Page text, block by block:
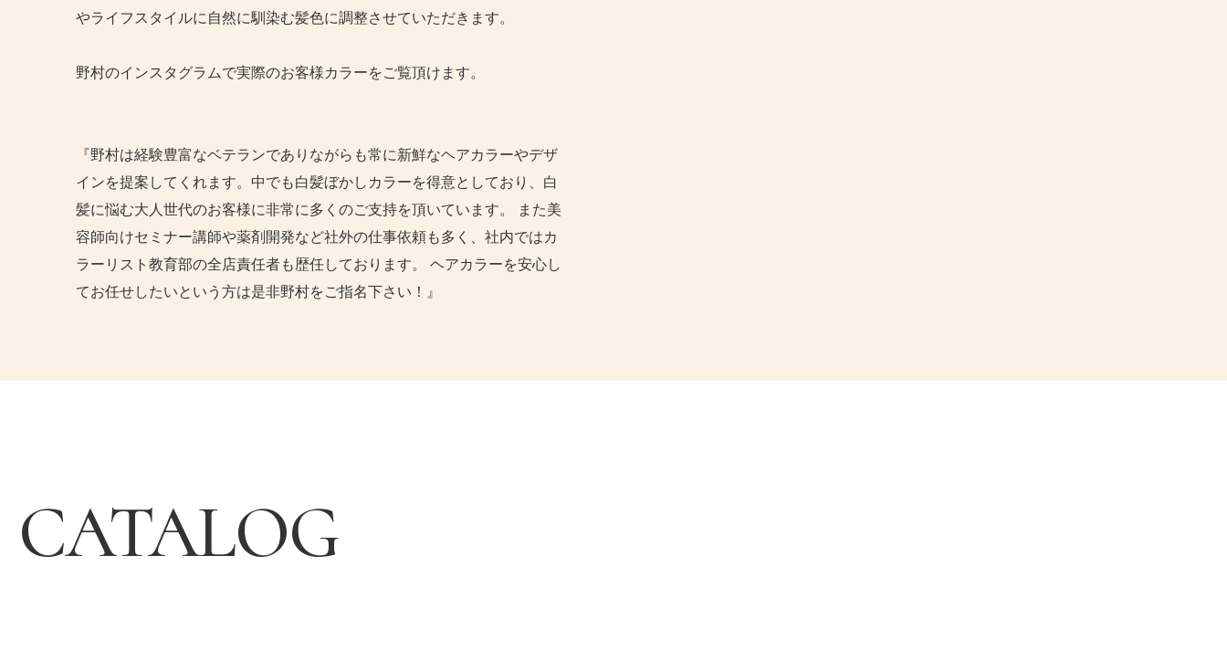
やライフスタイルに自然に馴染む髪色に調整させていただきます。
野村のインスタグラムで実際のお客様カラーをご覧頂けます。
『野村は経験豊富なベテランでありながらも常に新鮮なヘアカラーやデザ
インを提案してくれます。中でも白髪ぼかしカラーを得意としており、白
髪に悩む大人世代のお客様に非常に多くのご支持を頂いています。 また美
容師向けセミナー講師や薬剤開発など社外の仕事依頼も多く、社内ではカ
ラーリスト教育部の全店責任者も歴任しております。 ヘアカラーを安心し
てお任せしたいという方は是非野村をご指名下さい！』
CATALOG